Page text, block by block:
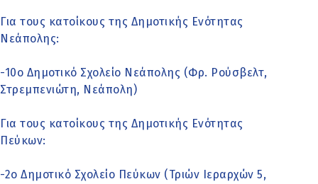
Για τους κατοίκους της Δημοτικής Ενότητας
Νεάπολης:
-10ο Δημοτικό Σχολείο Νεάπολης (Φρ. Ρούσβελτ,
Στρεμπενιώτη, Νεάπολη)
Για τους κατοίκους της Δημοτικής Ενότητας
Πεύκων:
-2ο Δημοτικό Σχολείο Πεύκων (Τριών Ιεραρχών 5,